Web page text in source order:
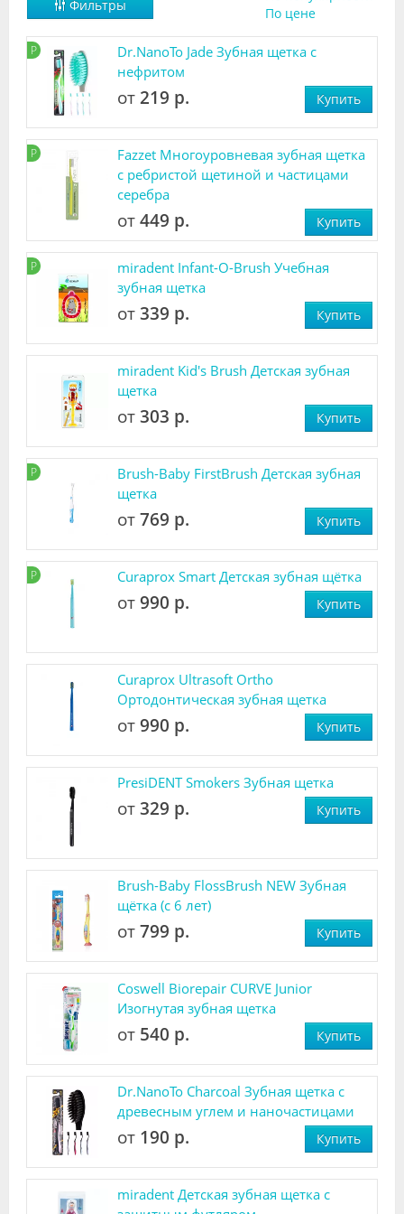
Видео
Форум
Клиники
Специалисты
Галерея
Лаборатории
Фильтры
По цене
Р
Dr.NanoTo Jade Зубная щетка с
нефритом
от 219 р. Купить
Р
Fazzet Многоуровневая зубная щетка
с ребристой щетиной и частицами
серебра
от 449 р. Купить
Р
miradent Infant-O-Brush Учебная
зубная щетка
от 339 р. Купить
miradent Kid's Brush Детская зубная
щетка
от 303 р. Купить
Р
Brush-Baby FirstBrush Детская зубная
щетка
от 769 р. Купить
Р Curaprox Smart Детская зубная щётка
от 990 р. Купить
Curaprox Ultrasoft Ortho
Ортодонтическая зубная щетка
от 990 р. Купить
PresiDENT Smokers Зубная щетка
от 329 р. Купить
Brush-Baby FlossBrush NEW Зубная
щётка (с 6 лет)
от 799 р. Купить
Coswell Biorepair CURVE Junior
Изогнутая зубная щетка
от 540 р. Купить
Dr.NanoTo Charcoal Зубная щетка с
древесным углем и наночастицами
от 190 р. Купить
miradent Детская зубная щетка с